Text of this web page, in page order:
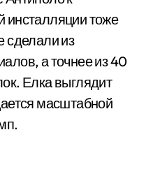
инсталляции тоже
сделали из
а точнее из 40
Елка выглядит
масштабной